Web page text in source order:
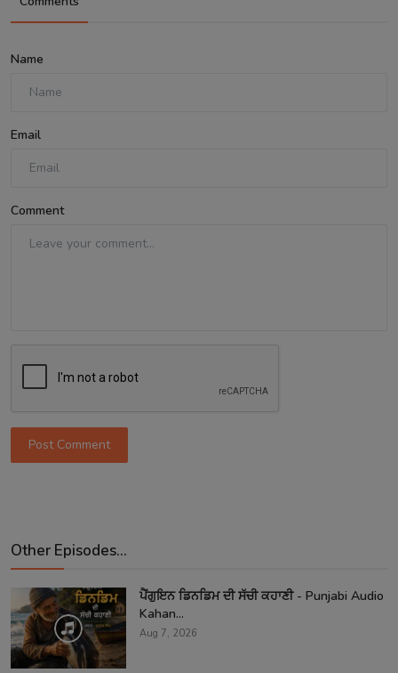
Name
Email
Comment
Post Comment
Other Episodes...
ਪੈਂਗੁਇਨ ਡਿਨਡਿਮ ਦੀ ਸੱਚੀ ਕਹਾਣੀ - Punjabi Audio
Kahan...
Aug 7, 2026